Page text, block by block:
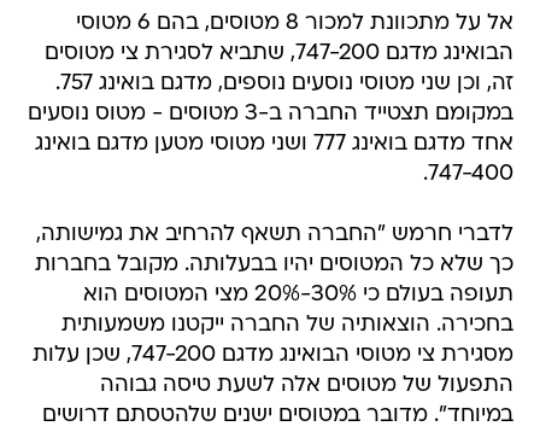
אל על מתכוונת למכור 8 מטוסים, בהם 6 מטוסי
הבואינג מדגם 747-200, שתביא לסגירת צי מטוסים
זה, וכן שני מטוסי נוסעים נוספים, מדגם בואינג 757.
במקומם תצטייד החברה ב-3 מטוסים - מטוס נוסעים
אחד מדגם בואינג 777 ושני מטוסי מטען מדגם בואינג
747-400.
לדברי חרמש "החברה תשאף להרחיב את גמישותה,
כך שלא כל המטוסים יהיו בבעלותה. מקובל בחברות
תעופה בעולם כי 30%-20% מצי המטוסים הוא
בחכירה. הוצאותיה של החברה ייקטנו משמעותית
מסגירת צי מטוסי הבואינג מדגם 747-200, שכן עלות
התפעול של מטוסים אלה לשעת טיסה גבוהה
במיוחד". מדובר במטוסים ישנים שלהטסתם דרושים